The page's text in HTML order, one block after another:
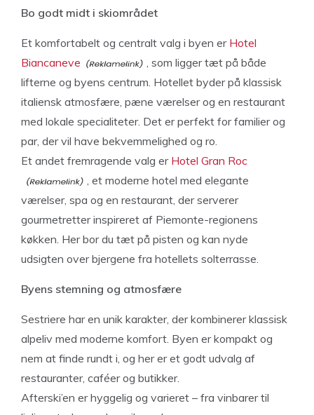
Bo godt midt i skiområdet
Et komfortabelt og centralt valg i byen er Hotel
Biancaneve
, som ligger tæt på både
lifterne og byens centrum. Hotellet byder på klassisk
italiensk atmosfære, pæne værelser og en restaurant
med lokale specialiteter. Det er perfekt for familier og
par, der vil have bekvemmelighed og ro.
Et andet fremragende valg er Hotel Gran Roc
, et moderne hotel med elegante
værelser, spa og en restaurant, der serverer
gourmetretter inspireret af Piemonte-regionens
køkken. Her bor du tæt på pisten og kan nyde
udsigten over bjergene fra hotellets solterrasse.
Byens stemning og atmosfære
Sestriere har en unik karakter, der kombinerer klassisk
alpeliv med moderne komfort. Byen er kompakt og
nem at finde rundt i, og her er et godt udvalg af
restauranter, caféer og butikker.
Afterski’en er hyggelig og varieret – fra vinbarer til